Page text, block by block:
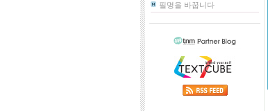
필명을 바꿉니다